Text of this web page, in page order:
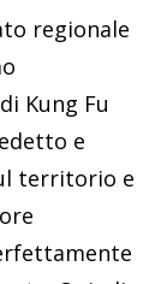
regionale
Kung Fu
e
territorio e